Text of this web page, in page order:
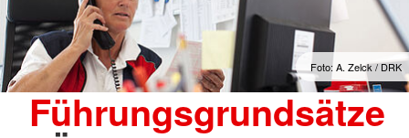
Foto: A. Zelck / DRK
Führungsgrundsätze